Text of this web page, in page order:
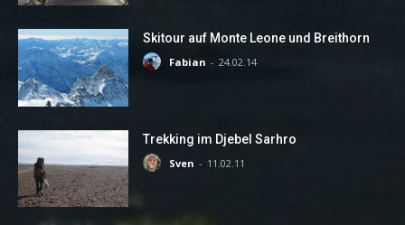
Skitour auf Monte Leone und Breithorn
Fabian - 24.02.14
Trekking im Djebel Sarhro
Sven - 11.02.11